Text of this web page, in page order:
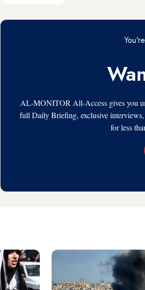
AL-MONITOR All-Access gives you
full Daily Briefing, exclusive
for less